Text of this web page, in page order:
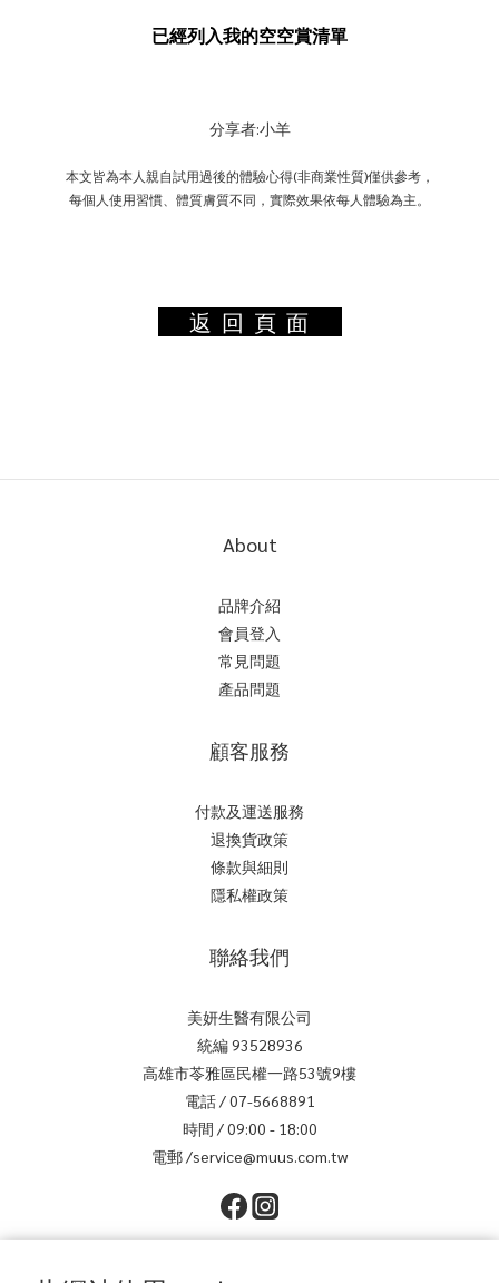
已經列入我的空空賞清單
分享者:小羊
本文皆為本人親自試用過後的體驗心得(非商業性質)僅供參考，
每個人使用習慣、體質膚質不同，實際效果依每人體驗為主。
返 回 頁 面
About
品牌介紹
會員登入
常見問題
產品問題
顧客服務
付款及運送服務
退換貨政策
條款與細則
隱私權政策
聯絡我們
美妍生醫有限公司
統編 93528936
高雄市苓雅區民權一路53號9樓
電話 / 07-5668891
時間 / 09:00 - 18:00
電郵 /service@muus.com.tw